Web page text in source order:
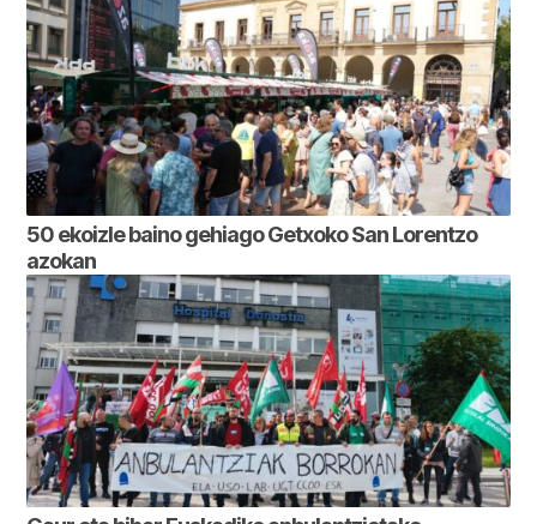
50 ekoizle baino gehiago Getxoko San Lorentzo
azokan